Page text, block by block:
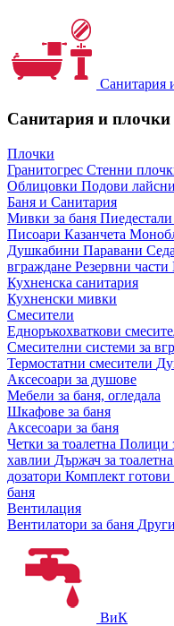
Санитария
Санитария и плочки
Плочки
Гранитогрес Стенни
Облицовки Подови лайсни
Баня и Санитария
Мивки за баня
Писоари Казанчета
Душкабини Паравани
вграждане Резервни части
Кухненска санитария
Кухненски мивки
Смесители
Едноръкохваткови
Смесителни системи за
Термостатни смесители
Аксесоари за душове
Мебели за баня, огледала
Шкафове за баня
Аксесоари за баня
Четки за тоалетна Полици
хавлии Държач за
дозатори Комплект готови
баня
Вентилация
Вентилатори за баня
ВиК